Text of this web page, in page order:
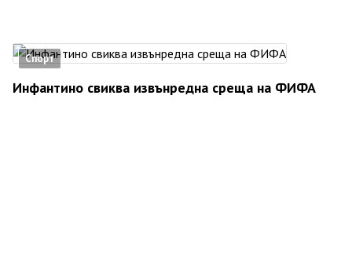
Спорт
Инфантино свиква извънредна среща на ФИФА